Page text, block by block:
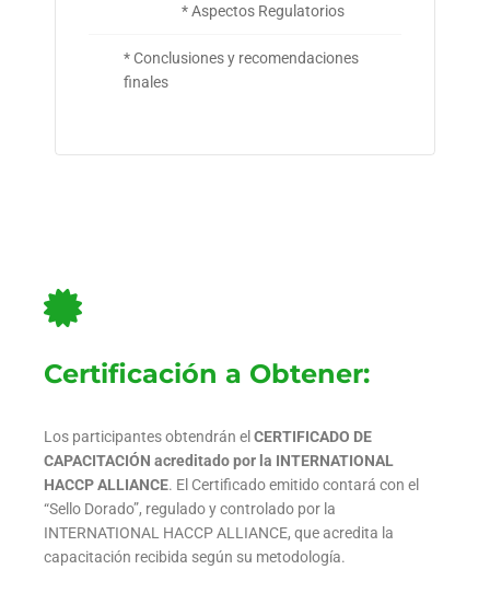
* Aspectos Regulatorios
* Conclusiones y recomendaciones
finales
Certificación a Obtener:
Los participantes obtendrán elCERTIFICADO DE
CAPACITACIÓN acreditado por la INTERNATIONAL
HACCP ALLIANCE. El Certificado emitido contará con el
“Sello Dorado”, regulado y controlado por la
INTERNATIONAL HACCP ALLIANCE, que acredita la
capacitación recibida según su metodología.